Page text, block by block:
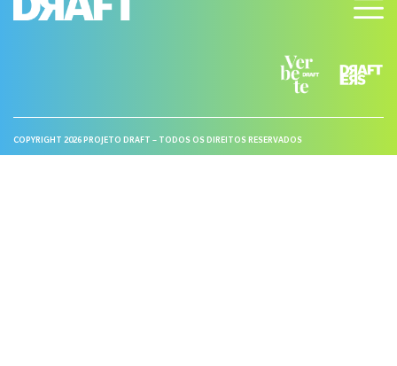
COPYRIGHT 2026 PROJETO DRAFT – TODOS OS DIREITOS RESERVADOS